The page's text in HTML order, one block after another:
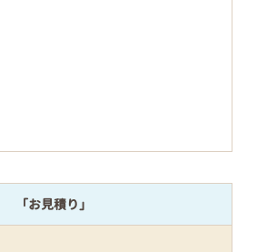
「お見積り」